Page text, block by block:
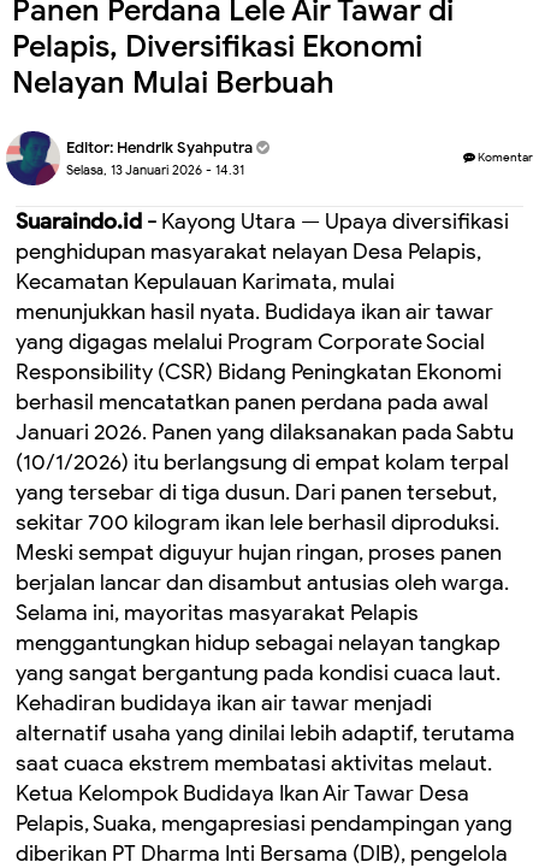
Panen Perdana Lele Air Tawar di
Pelapis, Diversifikasi Ekonomi
Nelayan Mulai Berbuah
Editor: Hendrik Syahputra
Selasa, 13 Januari 2026 - 14.31
Komentar
Suaraindo.id - Kayong Utara — Upaya diversifikasi
penghidupan masyarakat nelayan Desa Pelapis,
Kecamatan Kepulauan Karimata, mulai
menunjukkan hasil nyata. Budidaya ikan air tawar
yang digagas melalui Program Corporate Social
Responsibility (CSR) Bidang Peningkatan Ekonomi
berhasil mencatatkan panen perdana pada awal
Januari 2026. Panen yang dilaksanakan pada Sabtu
(10/1/2026) itu berlangsung di empat kolam terpal
yang tersebar di tiga dusun. Dari panen tersebut,
sekitar 700 kilogram ikan lele berhasil diproduksi.
Meski sempat diguyur hujan ringan, proses panen
berjalan lancar dan disambut antusias oleh warga.
Selama ini, mayoritas masyarakat Pelapis
menggantungkan hidup sebagai nelayan tangkap
yang sangat bergantung pada kondisi cuaca laut.
Kehadiran budidaya ikan air tawar menjadi
alternatif usaha yang dinilai lebih adaptif, terutama
saat cuaca ekstrem membatasi aktivitas melaut.
Ketua Kelompok Budidaya Ikan Air Tawar Desa
Pelapis, Suaka, mengapresiasi pendampingan yang
diberikan PT Dharma Inti Bersama (DIB), pengelola